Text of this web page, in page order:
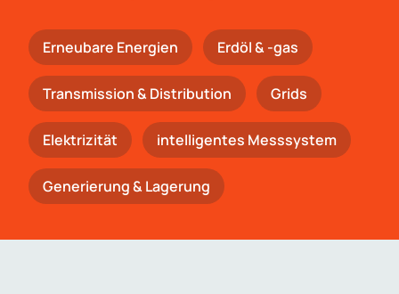
Erneubare Energien Erdöl & -gas
Trans­mis­si­on & Distribution Grids
Elektrizität intelligentes Messsystem
Generierung & Lagerung